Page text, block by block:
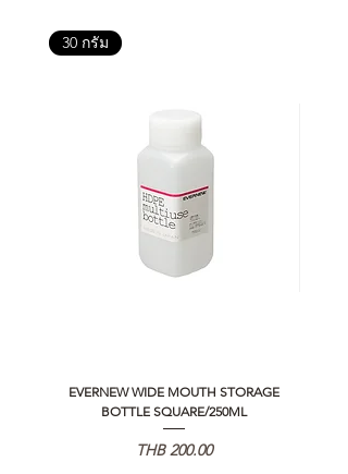
30 กรัม
EVERNEW WIDE MOUTH STORAGE
BOTTLE SQUARE/250ML
価格
THB 200.00